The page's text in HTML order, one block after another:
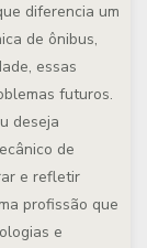
diferencia um
de ônibus,
essas
futuros.
deseja
de
e refletir
profissão que
e